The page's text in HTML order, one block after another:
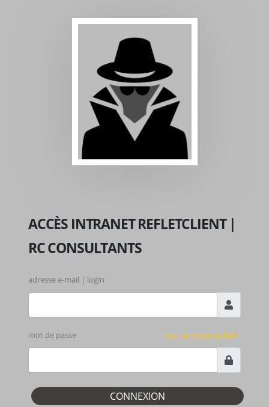
ACCÈS INTRANET REFLETCLIENT |
RC CONSULTANTS
adresse e-mail | login
mot de passe oublié ?
mot de passe